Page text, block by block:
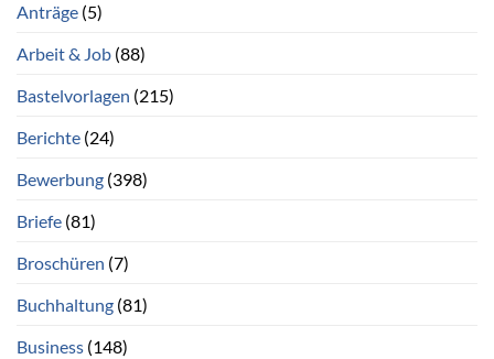
Anträge (5)
Arbeit & Job (88)
Bastelvorlagen (215)
Berichte (24)
Bewerbung (398)
Briefe (81)
Broschüren (7)
Buchhaltung (81)
Business (148)